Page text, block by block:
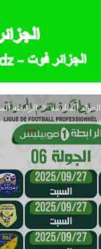
الرابطة الجولة السادسة